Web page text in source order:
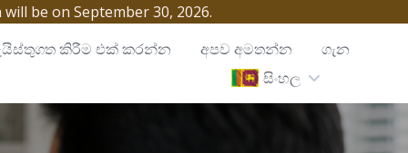
be on September 30, 2026.
කිරීම එක් කරන්න අපව අමතන්න
ගැන
සිංහල